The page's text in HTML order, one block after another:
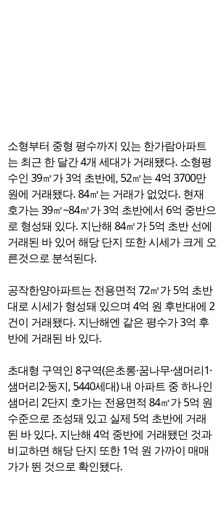
소형부터 중형 평수까지 있는 한가람아파트
는 최근 한 달간 4개 세대가 거래됐다. 소형평
수인 39㎡가 3억 초반에, 52㎡는 4억 3700만
원에 거래됐다. 84㎡는 거래가 없었다. 현재
호가는 39㎡~84㎡가 3억 초반에서 6억 중반으
로 형성돼 있다. 지난해 84㎡가 5억 초반 선에
거래된 바 있어 해당 단지 또한 시세가 크게 오
른것으로 분석된다.
공작한양아파트는 전용면적 72㎡가 5억 초반
대로 시세가 형성돼 있으며 4억 원 후반대에 2
건이 거래됐다. 지난해엔 같은 평수가 3억 후
반에 거래된 바 있다.
초대형 구역인 8구역(은초롱·꿈나무·샘머리1·
샘머리2·둥지, 5440세대) 내 아파트 중 하나인
샘머리 2단지 호가는 전용면적 84㎡가 5억 원
수준으로 조성돼 있고 실제 5억 초반에 거래
된 바 있다. 지난해 4억 중반에 거래됐던 것과
비교하면 해당 단지 또한 1억 원 가까이 매매
가가 뛴 것으로 확인됐다.